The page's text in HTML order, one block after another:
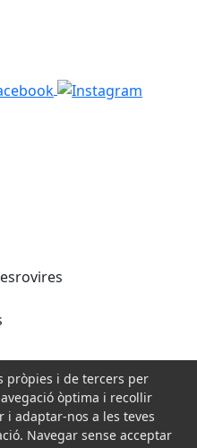
pròpies i de tercers per
òptima i recollir
adaptar-nos a les teves
Navegar sense acceptar